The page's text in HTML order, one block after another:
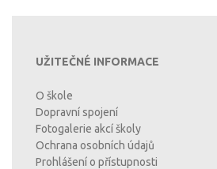
UŽITEČNÉ INFORMACE
O škole
Dopravní spojení
Fotogalerie akcí školy
Ochrana osobních údajů
Prohlášení o přístupnosti